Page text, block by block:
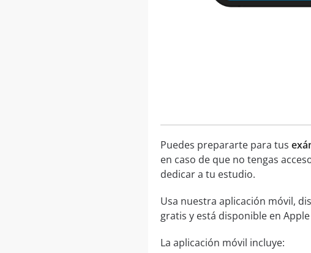
Puedes prepararte para tus
en caso de que no tengas
dedicar a tu estudio.
Usa nuestra aplicación móvil,
gratis y está disponible en
La aplicación móvil incluye: